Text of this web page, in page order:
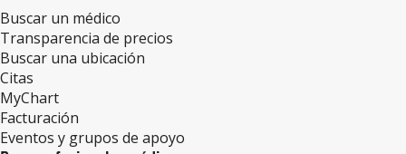
Buscar un médico
Transparencia de precios
Buscar una ubicación
Citas
MyChart
Facturación
Eventos y grupos de apoyo